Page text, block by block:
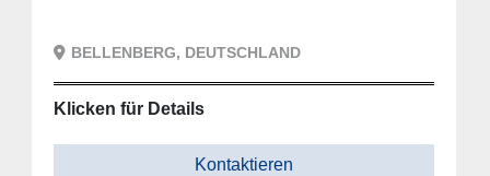
BELLENBERG, DEUTSCHLAND
Klicken für Details
Kontaktieren